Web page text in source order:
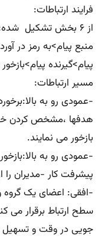
فرایند ارتباطات:
از ۶ بخش تشکیل شده:
منبع پیام>به رمز در
پیام>گیرنده
مسیر ارتباطات:
-عمودی رو به
هدفها ،مشخص کردن
بازخور می نمایند.
-عمودی رو به
پیشرفت کار -مدیران را
-افقی: اعضای یک گروه
سطح ارتباط برقرار می
جویی در وقت و تسهیل